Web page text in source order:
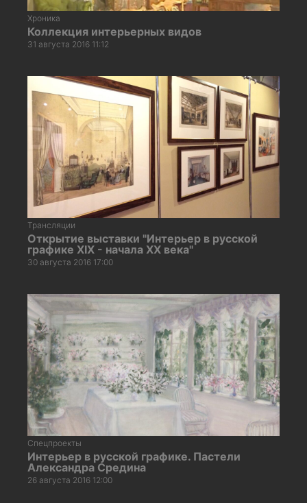
Хроника
Коллекция интерьерных видов
31 августа 2016 11:12
Трансляции
Открытие выставки "Интерьер в русской
графике XIX - начала XX века"
30 августа 2016 17:00
Спецпроекты
Интерьер в русской графике. Пастели
Александра Средина
26 августа 2016 12:00